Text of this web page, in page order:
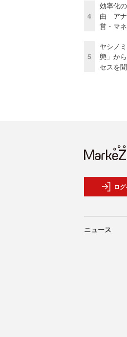
4
効率化
由 アナ
営・マ
5
ヤシノ
態」か
セスを聞
ロ
ニュース